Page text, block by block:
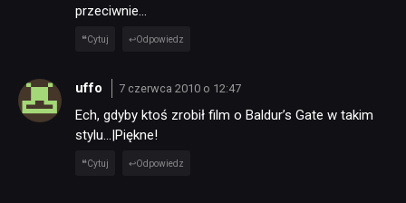
przeciwnie…
Cytuj Odpowiedz
uffo 7 czerwca 2010 o 12:47
Ech, gdyby ktoś zrobił film o Baldur’s Gate w takim
stylu…|Piękne!
Cytuj Odpowiedz